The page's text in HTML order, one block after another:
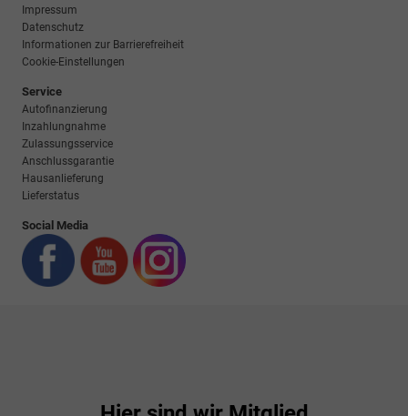
Impressum
Datenschutz
Informationen zur Barrierefreiheit
Cookie-Einstellungen
Service
Autofinanzierung
Inzahlungnahme
Zulassungsservice
Anschlussgarantie
Hausanlieferung
Lieferstatus
Social Media